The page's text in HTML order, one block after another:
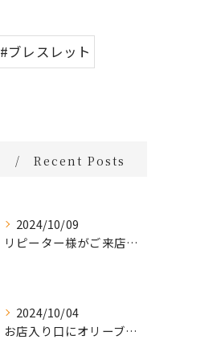
#ブレスレット
Recent Posts
2024/10/09
リピーター様がご来店🌿オーガニックよもぎハーブ蒸し
2024/10/04
お店入り口にオリーブの木を置きました🌲